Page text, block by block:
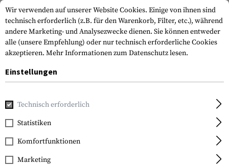
Home Waffenzubehör Diverse
DLG Tactical
M-Lok Handguard for
Mossberg 500-590
Wir verwenden auf unserer Website Cookies. Einige von ihnen sind
technisch erforderlich (z.B. für den Warenkorb, Filter, etc.), während
andere Marketing- und Analysezwecke dienen. Sie können entweder
alle (unsere Empfehlung) oder nur technisch erforderliche Cookies
akzeptieren. Mehr Informationen zum Datenschutz lesen.
Einstellungen
Technisch erforderlich
Statistiken
Komfortfunktionen
Marketing